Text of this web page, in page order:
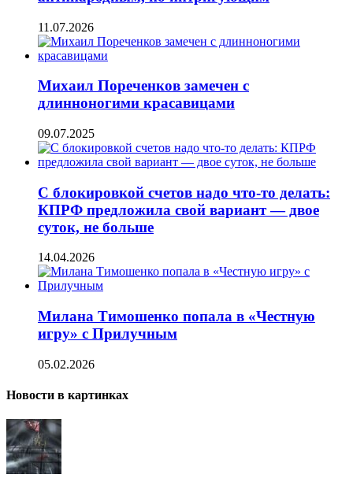
11.07.2026
Михаил Пореченков замечен с
длинноногими красавицами
09.07.2025
С блокировкой счетов надо что-то делать:
КПРФ предложила свой вариант — двое
суток, не больше
14.04.2026
Милана Тимошенко попала в «Честную
игру» с Прилучным
05.02.2026
Новости в картинках